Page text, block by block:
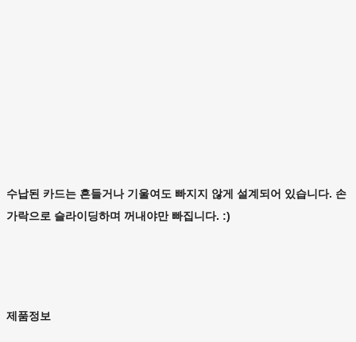
수납된 카드는 흔들거나 기울여도 빠지지 않게 설계되어 있습니다. 손
가락으로 슬라이딩하며 꺼내야만 빠집니다. :)
제품정보